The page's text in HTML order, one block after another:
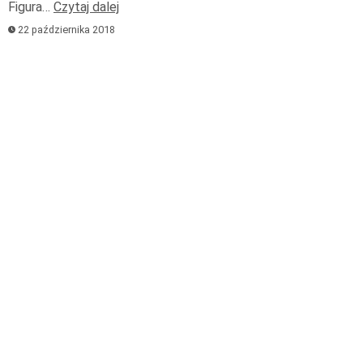
Figura… Czytaj dalej
22 października 2018